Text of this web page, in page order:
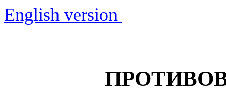
English version